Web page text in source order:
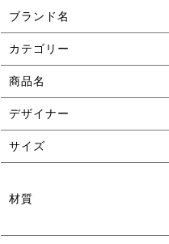
ブランド名
カテゴリー
商品名
デザイナー
サイズ
材質